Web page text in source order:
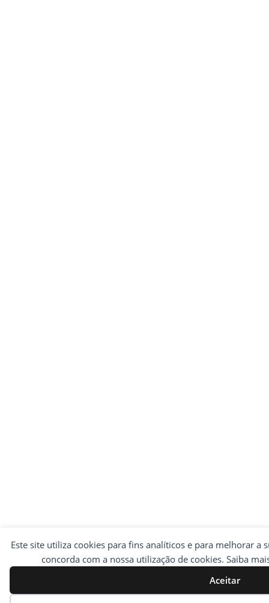
Este site utiliza cookies para fins analíticos e para melhorar a
concorda com a nossa utilização de cookies. Saiba
Aceitar